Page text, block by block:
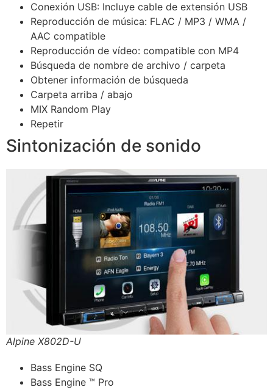
Conexión USB: Incluye cable de extensión USB
Reproducción de música: FLAC / MP3 / WMA /
AAC compatible
Reproducción de vídeo: compatible con MP4
Búsqueda de nombre de archivo / carpeta
Obtener información de búsqueda
Carpeta arriba / abajo
MIX Random Play
Repetir
Sintonización de sonido
Alpine X802D-U
Bass Engine SQ
Bass Engine ™ Pro